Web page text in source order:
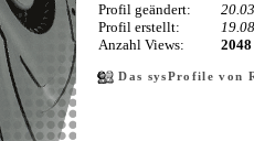
Profil geändert:
Profil erstellt:
Anzahl Views:
2048
Das sysProfile von